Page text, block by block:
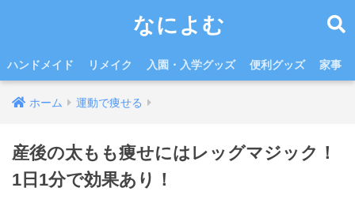
なによむ
ハンドメイド リメイク 入園・入学グッズ 便利グッズ 家事
ホーム 運動で痩せる
産後の太もも痩せにはレッグマジック！
1日1分で効果あり！